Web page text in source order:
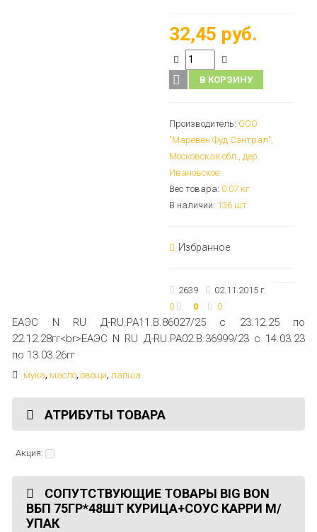
32,45 руб.
В КОРЗИНУ
Производитель: ООО
"Маревен Фуд Сэнтрал",
Московская обл., дер.
Ивановское
Вес товара: 0.07 кг
В наличии: 136 шт
Избранное
2639
02.11.2015 г.
0
0 0
ЕАЭС N RU Д-RU.РА11.В.86027/25 с 23.12.25 по
22.12.28гг<br>ЕАЭС N RU Д-RU.РА02.В.36999/23 с 14.03.23
по 13.03.26гг
мука, масло, овощи, лапша
АТРИБУТЫ ТОВАРА
Акция:
СОПУТСТВУЮЩИЕ ТОВАРЫ BIG BON
ВБП 75ГР*48ШТ КУРИЦА+СОУС КАРРИ М/
УПАК